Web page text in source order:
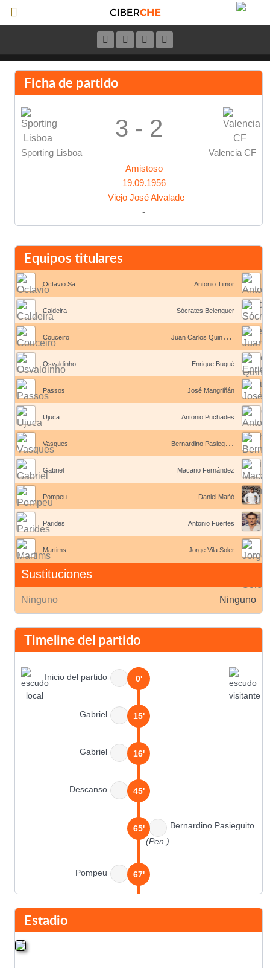
Ficha de partido
Sporting Lisboa
3 - 2
Valencia CF
Amistoso
19.09.1956
Viejo José Alvalade
-
Equipos titulares
Octavio Sa
Caldeira
Couceiro
Osvaldinho
Passos
Ujuca
Vasques
Gabriel
Pompeu
Parides
Martims
Sustituciones
Ninguno
Antonio Timor
Sócrates Belenguer
J
uan Carlos Quincoces II
Enrique Buqué
José Mangriñán
Antonio Puchades
B
ernardino Pasieguito
Macario Fernández
Daniel Mañó
Antonio Fuertes
Jorge Vila Soler
Ninguno
Timeline del partido
Inicio del partido 0'
Gabriel 15'
Gabriel 16'
Descanso 45'
Bernardino Pasieguito
(Pen.)
65'
Pompeu 67'
Bernardino Pasieguito
80'
Estadio